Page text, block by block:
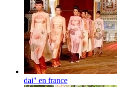
dai" en france